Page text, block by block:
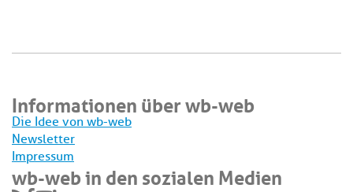
Informationen über wb-web
Die Idee von wb-web
Newsletter
Impressum
wb-web in den sozialen Medien